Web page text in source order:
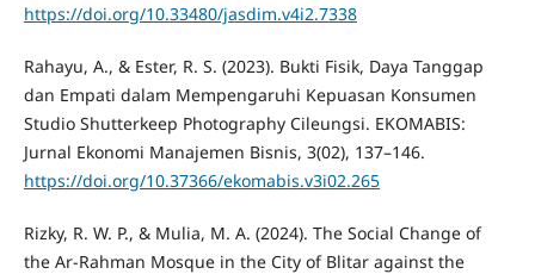
https://doi.org/10.33480/jasdim.v4i2.7338
Rahayu, A., & Ester, R. S. (2023). Bukti Fisik, Daya Tanggap
dan Empati dalam Mempengaruhi Kepuasan Konsumen
Studio Shutterkeep Photography Cileungsi. EKOMABIS:
Jurnal Ekonomi Manajemen Bisnis, 3(02), 137–146.
https://doi.org/10.37366/ekomabis.v3i02.265
Rizky, R. W. P., & Mulia, M. A. (2024). The Social Change of
the Ar-Rahman Mosque in the City of Blitar against the